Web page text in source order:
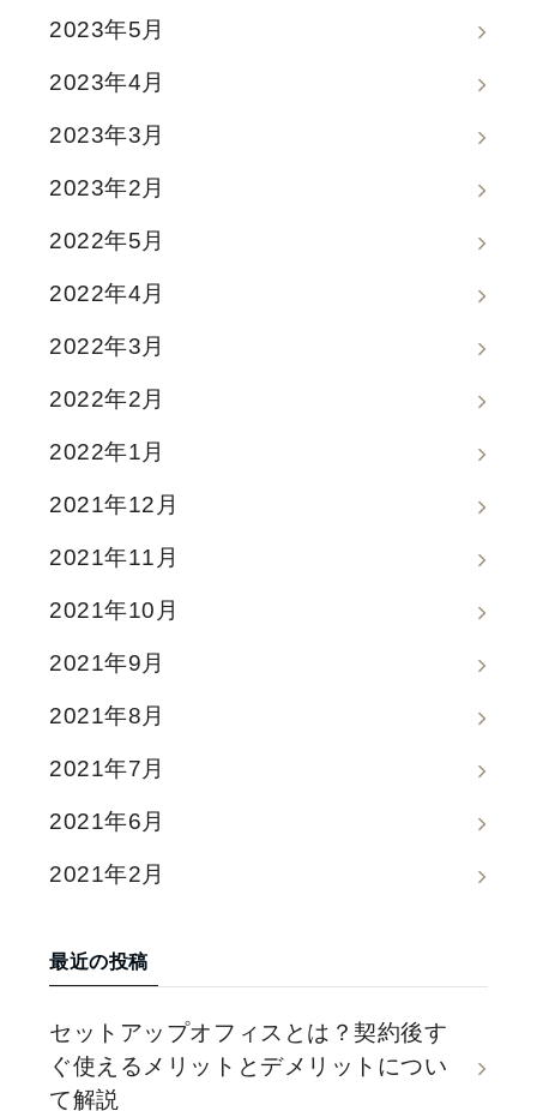
2023年5月
2023年4月
2023年3月
2023年2月
2022年5月
2022年4月
2022年3月
2022年2月
2022年1月
2021年12月
2021年11月
2021年10月
2021年9月
2021年8月
2021年7月
2021年6月
2021年2月
最近の投稿
セットアップオフィスとは？契約後す
ぐ使えるメリットとデメリットについ
て解説